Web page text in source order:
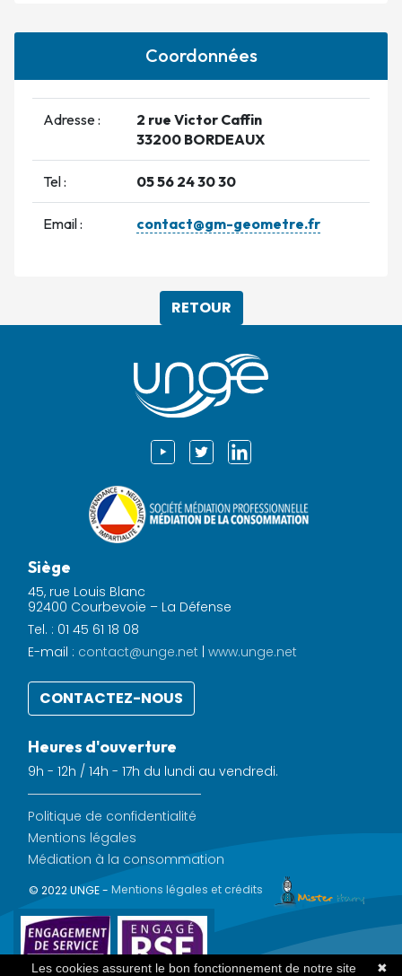
Coordonnées
Adresse :
2 rue Victor Caffin
33200 BORDEAUX
Tel : 05 56 24 30 30
Email : contact@gm-geometre.fr
RETOUR
Siège
45, rue Louis Blanc
92400 Courbevoie – La Défense
Tel. : 01 45 61 18 08
E-mail : contact@unge.net | www.unge.net
CONTACTEZ-NOUS
Heures d'ouverture
9h - 12h / 14h - 17h du lundi au vendredi.
Politique de confidentialité
Mentions légales
Médiation à la consommation
© 2022 UNGE - Mentions légales et crédits
✖
Les cookies assurent le bon fonctionnement de notre site